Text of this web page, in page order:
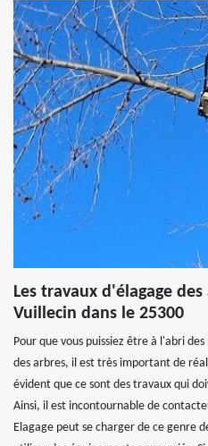
Les travaux d'élagage
Vuillecin dans le 25300
Pour que vous puissiez être à l'abri
des arbres, il est très important de
évident que ce sont des travaux qui
Ainsi, il est incontournable de
Elagage peut se charger de ce genre